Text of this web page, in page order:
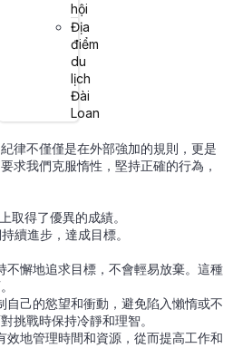
hội
Địa
điểm
du
lịch
Đài
Loan
人成功的重要因素。無論是在學業、
律能夠幫助我們達成目標，實現夢
強調了紀律的重要性，就如同黃金般
律不僅僅是在外部強加的規則，更是
求我們克服惰性，堅持正確的行為，
取得了優異的成績。
續進步，達成目標。
不懈地追求目標，不會輕易放棄。這種
自己的慾望和衝動，避免陷入懶惰或不
挑戰時保持冷靜和理智。
效地管理時間和資源，從而提高工作和